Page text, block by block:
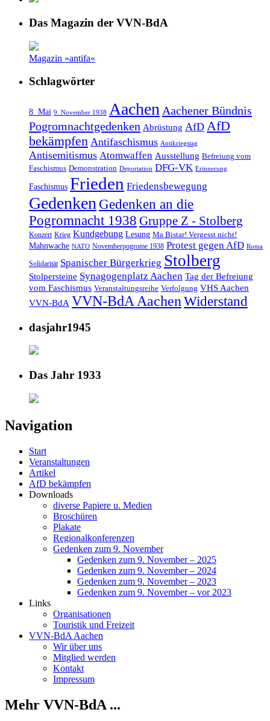
Das Magazin der VVN-BdA
Magazin »antifa«
Schlagwörter
8. Mai 9. November 1938 Aachen Aachener Bündnis
Pogromnachtgedenken Abrüstung AfD AfD
bekämpfen Antifaschismus Antikriegstag
Antisemitismus Atomwaffen Ausstellung Befreiung vom
Faschismus Demonstration Deportation DFG-VK Erinnerung
Faschismus Frieden Friedensbewegung
Gedenken Gedenken an die
Pogromnacht 1938 Gruppe Z - Stolberg
Konzert Krieg Kundgebung Lesung Ma Bistar! Vergesst nicht!
Mahnwache NATO Novemberpogrome 1938 Protest gegen AfD Roma
Solidarität Spanischer Bürgerkrieg Stolberg
Stolpersteine Synagogenplatz Aachen Tag der Befreiung
vom Faschismus Veranstaltungsreihe Verfolgung VHS Aachen
VVN-BdA VVN-BdA AachenWiderstand
dasjahr1945
Das Jahr 1933
Navigation
Start
Veranstaltungen
Artikel
AfD bekämpfen
Downloads
diverse Papiere u. Medien
Broschüren
Plakate
Regionalkonferenzen
Gedenken zum 9. November
Gedenken zum 9. November – 2025
Gedenken zum 9. November – 2024
Gedenken zum 9. November – 2023
Gedenken zum 9. November – vor 2023
Links
Organisationen
Touristik und Freizeit
VVN-BdA Aachen
Wir über uns
Mitglied werden
Kontakt
Impressum
Mehr VVN-BdA ...